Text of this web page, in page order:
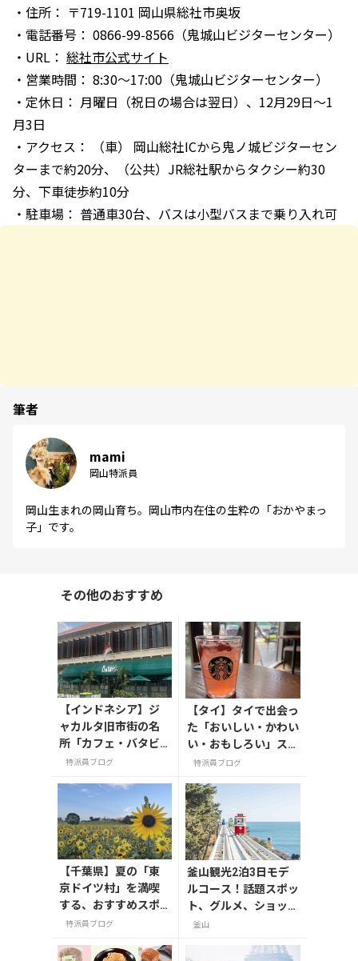
・住所： 〒719-1101 岡山県総社市奥坂
・電話番号： 0866-99-8566（鬼城山ビジターセンター）
・URL： 総社市公式サイト
・営業時間： 8:30～17:00（鬼城山ビジターセンター）
・定休日： 月曜日（祝日の場合は翌日）、12月29日～1
月3日
・アクセス： （車） 岡山総社ICから鬼ノ城ビジターセン
ターまで約20分、（公共）JR総社駅からタクシー約30
分、下車徒歩約10分
・駐車場： 普通車30台、バスは小型バスまで乗り入れ可
筆者
mami
岡山特派員
岡山生まれの岡山育ち。岡山市内在住の生粋の「おかやまっ
子」です。
その他のおすすめ
【インドネシア】ジ
ャカルタ旧市街の名
所「カフェ・バタビ
ア」で味わう特別な
特派員ブログ
【タイ】タイで出会っ
た「おいしい・かわい
い・おもしろい」スタ
ーバックス
特派員ブログ
【千葉県】夏の「東
京ドイツ村」を満喫
する、おすすめスポ
ット3選
特派員ブログ
釜山観光2泊3日モデ
ルコース！話題スポッ
ト、グルメ、ショッピ
ングを満喫
釜山